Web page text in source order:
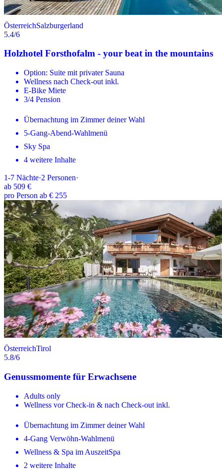
ÖsterreichSalzburgerland
5.4/6
Holzhotel Forsthofalm - your beat in the mountains
Option: Suite mit privater Sauna
Wellness nach Check-out inkl.
E-Bike Miete
3/4 Pension
Übernachtung im Zimmer deiner Wahl
5-Gang-Abend-Wahlmenü
Sky Spa
4 weitere Inhalte
1-7 Nächte·2 Personen·
ab 509 €
pro Person ab € 255
ÖsterreichTirol
5.8/6
Genussmomente für Erwachsene
Adults only
Wellness vor Check-in & nach Check-out inkl.
Übernachtung im Zimmer deiner Wahl
4-Gang Verwöhn-Wahlmenü
Wellness & Spa im AuszeitSpa
2 weitere Inhalte